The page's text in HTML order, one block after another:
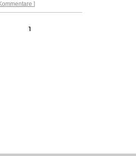
ging an Nino
es wieder einige
1